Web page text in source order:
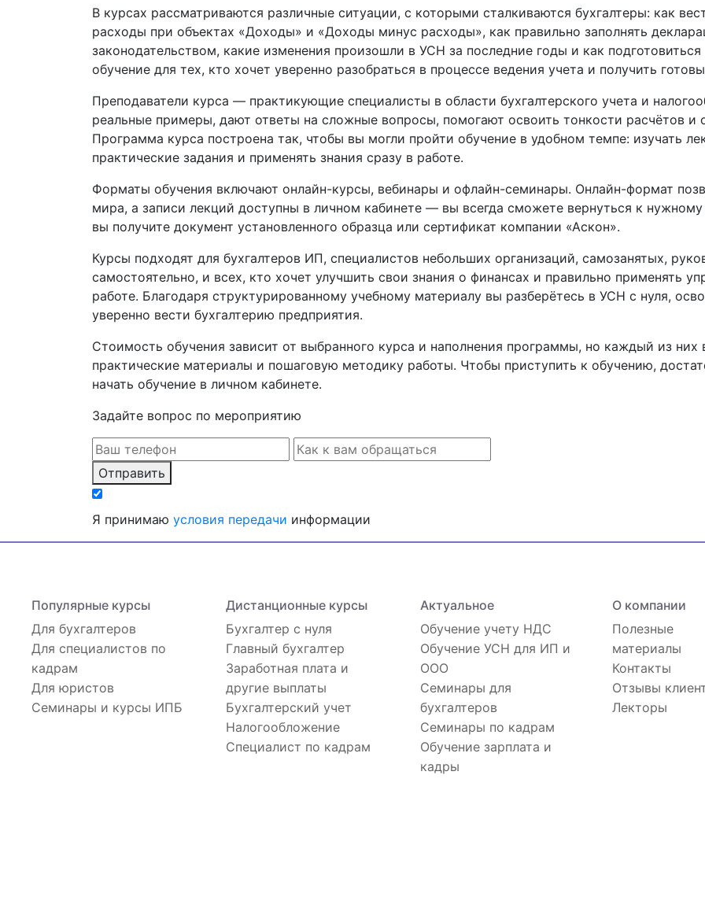
В курсах рассматриваются различные ситуации, с которыми сталкиваются бухгалтеры: как
расходы при объектах «Доходы» и «Доходы минус расходы», как правильно заполнять
законодательством, какие изменения произошли в УСН за последние годы и как
обучение для тех, кто хочет уверенно разобраться в процессе ведения учета и получить
Преподаватели курса — практикующие специалисты в области бухгалтерского учета и
реальные примеры, дают ответы на сложные вопросы, помогают освоить тонкости расчётов и
Программа курса построена так, чтобы вы могли пройти обучение в удобном темпе: изучать
практические задания и применять знания сразу в работе.
Форматы обучения включают онлайн-курсы, вебинары и офлайн-семинары. Онлайн-формат
мира, а записи лекций доступны в личном кабинете — вы всегда сможете вернуться к
вы получите документ установленного образца или сертификат компании «Аскон».
Курсы подходят для бухгалтеров ИП, специалистов небольших организаций, самозанятых,
самостоятельно, и всех, кто хочет улучшить свои знания о финансах и правильно применять
работе. Благодаря структурированному учебному материалу вы разберётесь в УСН с нуля,
уверенно вести бухгалтерию предприятия.
Стоимость обучения зависит от выбранного курса и наполнения программы, но каждый из
практические материалы и пошаговую методику работы. Чтобы приступить к обучению,
начать обучение в личном кабинете.
Задайте вопрос по мероприятию
Отправить
Я принимаю условия передачи информации
Популярные курсы
Для бухгалтеров
Для специалистов по
кадрам
Для юристов
Семинары и курсы ИПБ
Дистанционные курсы
Бухгалтер с нуля
Главный бухгалтер
Заработная плата и
другие выплаты
Бухгалтерский учет
Налогообложение
Специалист по кадрам
Актуальное
Обучение учету НДС
Обучение УСН для ИП и
ООО
Семинары для
бухгалтеров
Семинары по кадрам
Обучение зарплата и
кадры
О компании
Полезные
материалы
Контакты
Отзывы
Лекторы